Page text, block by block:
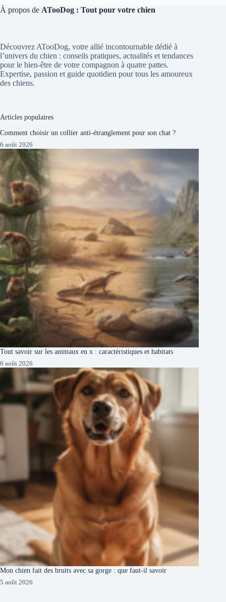
À propos de ATooDog : Tout pour votre chien
Découvrez ATooDog, votre allié incontournable dédié à
l’univers du chien : conseils pratiques, actualités et tendances
pour le bien-être de votre compagnon à quatre pattes.
Expertise, passion et guide quotidien pour tous les amoureux
des chiens.
Articles populaires
Comment choisir un collier anti-étranglement pour son chat ?
6 août 2026
Tout savoir sur les animaux en x : caractéristiques et habitats
6 août 2026
Mon chien fait des bruits avec sa gorge : que faut-il savoir
5 août 2026